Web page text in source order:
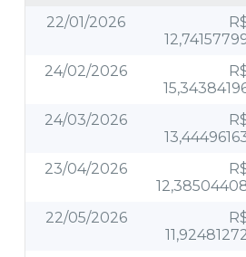
22/01/2026
24/02/2026
24/03/2026
23/04/2026
22/05/2026